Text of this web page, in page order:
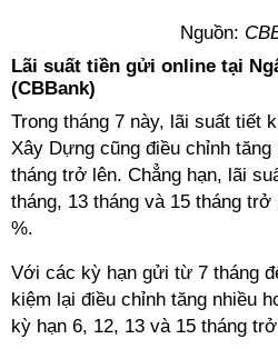
Nguồn:
Lãi suất tiền gửi online tại
(CBBank)
Trong tháng 7 này, lãi suất tiết
Xây Dựng cũng điều chỉnh
tháng trở lên. Chẳng hạn, lãi
tháng, 13 tháng và 15 tháng
%.
Với các kỳ hạn gửi từ 7 tháng
kiệm lại điều chỉnh tăng nhiều
kỳ hạn 6, 12, 13 và 15 tháng